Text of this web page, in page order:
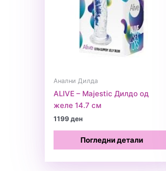
Анални Дилда
ALIVE – Majestic Дилдо од
желе 14.7 см
1199ден
Погледни детали